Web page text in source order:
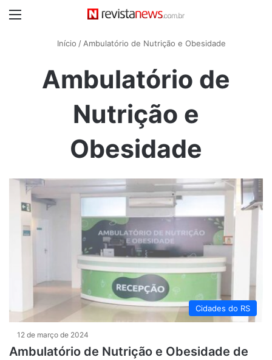
Início / Ambulatório de Nutrição e Obesidade
Ambulatório de
Nutrição e
Obesidade
Cidades do RS
12 de março de 2024
Ambulatório de Nutrição e Obesidade de